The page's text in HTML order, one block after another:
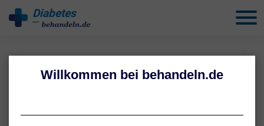
Diabetes
Weltdiabetestag